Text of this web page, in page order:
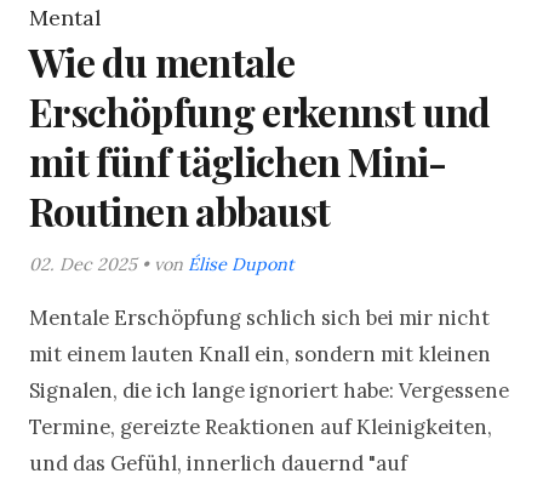
Mental
Wie du mentale
Erschöpfung erkennst und
mit fünf täglichen Mini-
Routinen abbaust
02. Dec 2025 • von Élise Dupont
Mentale Erschöpfung schlich sich bei mir nicht
mit einem lauten Knall ein, sondern mit kleinen
Signalen, die ich lange ignoriert habe: Vergessene
Termine, gereizte Reaktionen auf Kleinigkeiten,
und das Gefühl, innerlich dauernd "auf